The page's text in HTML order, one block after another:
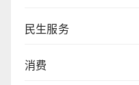
民生服务
消费